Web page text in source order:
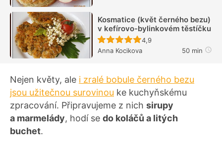
Kosmatice (květ černého bezu)
v kefírovo-bylinkovém těstíčku
Recept ještě nebyl
4,9
Anna Kocikova
50 min
Nejen květy, ale i zralé bobule černého bezu
jsou užitečnou surovinou ke kuchyňskému
zpracování. Připravujeme z nich sirupy
a marmelády, hodí se do koláčů a litých
buchet.